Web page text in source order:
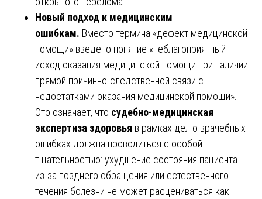
Новый подход к медицинским
ошибкам. Вместо термина «дефект медицинской
помощи» введено понятие «неблагоприятный
исход оказания медицинской помощи при наличии
прямой причинно-следственной связи с
недостатками оказания медицинской помощи».
Это означает, что судебно-медицинская
экспертиза здоровья в рамках дел о врачебных
ошибках должна проводиться с особой
тщательностью: ухудшение состояния пациента
из-за позднего обращения или естественного
течения болезни не может расцениваться как